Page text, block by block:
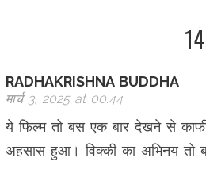
RADHAKRISHNA BUDDHA
मार्च 3, 2025 at 00:44
ये फिल्म तो बस एक बार देखने से
अहसास हुआ। विक्की का अभिनय तो